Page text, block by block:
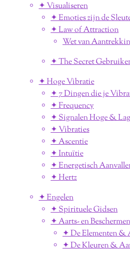
✦ Visualiseren
✦ Emoties zijn de
✦ Law of Attraction
Wet van
✦ The Secret
✦ Hoge Vibratie
✦ 7 Dingen die je
✦ Frequency
✦ Signalen Hoge &
✦ Vibraties
✦ Ascentie
✦ Intuïtie
✦ Energetisch
✦ Hertz
✦ Engelen
✦ Spirituele Gidsen
✦ Aarts- en
✦ De Elementen &
✦ De Kleuren &